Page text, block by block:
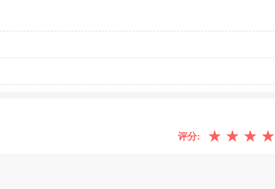
评分: ★ ★ ★ ★